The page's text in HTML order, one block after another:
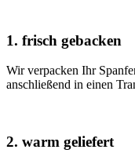
1. frisch gebacken
Wir verpacken Ihr
anschließend in einen
2. warm geliefert